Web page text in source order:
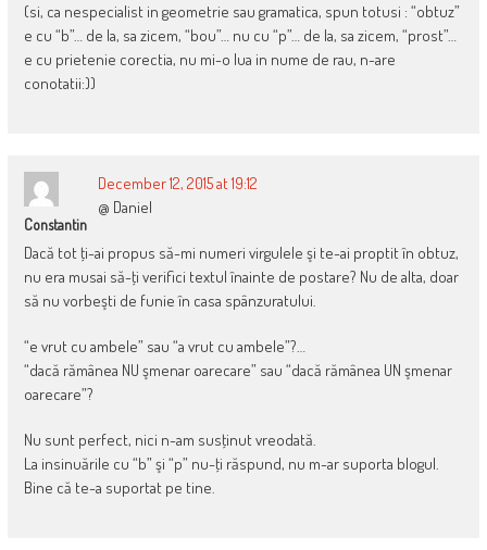
(si, ca nespecialist in geometrie sau gramatica, spun totusi : “obtuz”
e cu “b”… de la, sa zicem, “bou”… nu cu “p”… de la, sa zicem, “prost”…
e cu prietenie corectia, nu mi-o lua in nume de rau, n-are
conotatii:))
Constantin
December 12, 2015 at 19:12
@ Daniel
Dacă tot ţi-ai propus să-mi numeri virgulele şi te-ai proptit în obtuz,
nu era musai să-ţi verifici textul înainte de postare? Nu de alta, doar
să nu vorbeşti de funie în casa spânzuratului.
“e vrut cu ambele” sau “a vrut cu ambele”?…
“dacă rămânea NU şmenar oarecare” sau “dacă rămânea UN şmenar
oarecare”?
Nu sunt perfect, nici n-am susţinut vreodată.
La insinuările cu “b” şi “p” nu-ţi răspund, nu m-ar suporta blogul.
Bine că te-a suportat pe tine.